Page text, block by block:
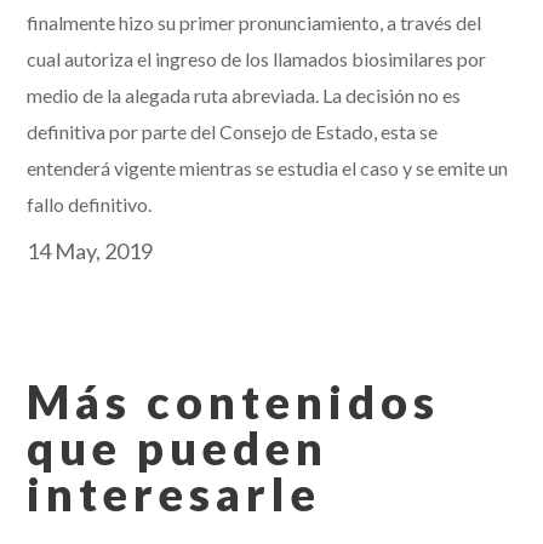
finalmente hizo su primer pronunciamiento, a través del
cual autoriza el ingreso de los llamados biosimilares por
medio de la alegada ruta abreviada. La decisión no es
definitiva por parte del Consejo de Estado, esta se
entenderá vigente mientras se estudia el caso y se emite un
fallo definitivo.
14 May, 2019
Más contenidos
que pueden
interesarle